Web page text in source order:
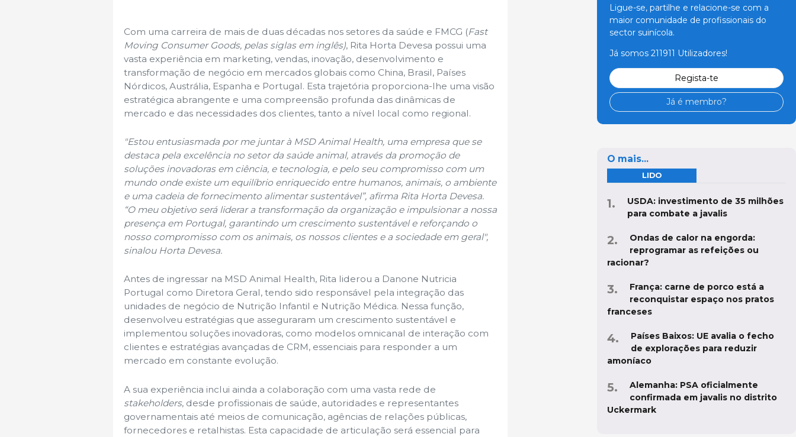
Com uma carreira de mais de duas décadas nos setores da saúde e FMCG (Fast
Moving Consumer Goods, pelas siglas em inglês), Rita Horta Devesa possui uma
vasta experiência em marketing, vendas, inovação, desenvolvimento e
transformação de negócio em mercados globais como China, Brasil, Países
Nórdicos, Austrália, Espanha e Portugal. Esta trajetória proporciona-lhe uma visão
estratégica abrangente e uma compreensão profunda das dinâmicas de
mercado e das necessidades dos clientes, tanto a nível local como regional.
"Estou entusiasmada por me juntar à MSD Animal Health, uma empresa que se
destaca pela excelência no setor da saúde animal, através da promoção de
soluções inovadoras em ciência, e tecnologia, e pelo seu compromisso com um
mundo onde existe um equilíbrio enriquecido entre humanos, animais, o ambiente
e uma cadeia de fornecimento alimentar sustentável”, afirma Rita Horta Devesa.
“O meu objetivo será liderar a transformação da organização e impulsionar a nossa
presença em Portugal, garantindo um crescimento sustentável e reforçando o
nosso compromisso com os animais, os nossos clientes e a sociedade em geral",
sinalou Horta Devesa.
Antes de ingressar na MSD Animal Health, Rita liderou a Danone Nutricia
Portugal como Diretora Geral, tendo sido responsável pela integração das
unidades de negócio de Nutrição Infantil e Nutrição Médica. Nessa função,
desenvolveu estratégias que asseguraram um crescimento sustentável e
implementou soluções inovadoras, como modelos omnicanal de interação com
clientes e estratégias avançadas de CRM, essenciais para responder a um
mercado em constante evolução.
A sua experiência inclui ainda a colaboração com uma vasta rede de
stakeholders, desde profissionais de saúde, autoridades e representantes
governamentais até meios de comunicação, agências de relações públicas,
fornecedores e retalhistas. Esta capacidade de articulação será essencial para
Ligue-se, partilhe e relacione-se com a
maior comunidade de profissionais do
sector suinícola.
Já somos 211911 Utilizadores!
Regista-te
Já é membro?
O mais...
LIDO
USDA: investimento de 35 milhões
para combate a javalis
Ondas de calor na engorda:
reprogramar as refeições ou
racionar?
França: carne de porco está a
reconquistar espaço nos pratos
franceses
Países Baixos: UE avalia o fecho
de explorações para reduzir
amoníaco
Alemanha: PSA oficialmente
confirmada em javalis no distrito
Uckermark